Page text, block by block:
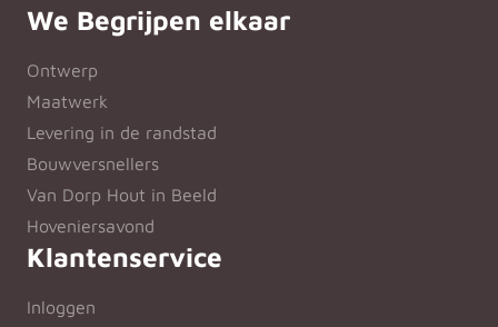
We Begrijpen elkaar
Ontwerp
Maatwerk
Levering in de randstad
Bouwversnellers
Van Dorp Hout in Beeld
Hoveniersavond
Klantenservice
Inloggen